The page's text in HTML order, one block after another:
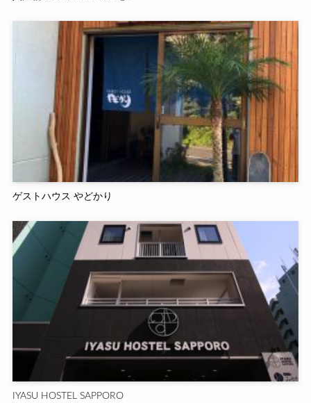
ゲストハウス やどかり
IYASU HOSTEL SAPPORO